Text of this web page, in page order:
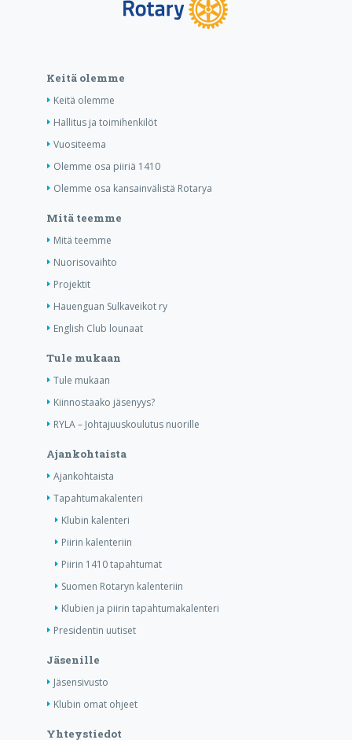
Keitä olemme
Keitä olemme
Hallitus ja toimihenkilöt
Vuositeema
Olemme osa piiriä 1410
Olemme osa kansainvälistä Rotarya
Mitä teemme
Mitä teemme
Nuorisovaihto
Projektit
Hauenguan Sulkaveikot ry
English Club lounaat
Tule mukaan
Tule mukaan
Kiinnostaako jäsenyys?
RYLA – Johtajuuskoulutus nuorille
Ajankohtaista
Ajankohtaista
Tapahtumakalenteri
Klubin kalenteri
Piirin kalenteriin
Piirin 1410 tapahtumat
Suomen Rotaryn kalenteriin
Klubien ja piirin tapahtumakalenteri
Presidentin uutiset
Jäsenille
Jäsensivusto
Klubin omat ohjeet
Yhteystiedot